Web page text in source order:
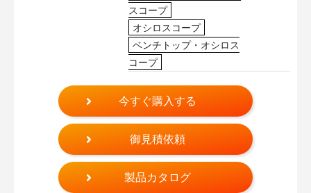
スコープ
オシロスコープ
ベンチトップ・オシロス
コープ
今すぐ購入する
御見積依頼
製品カタログ